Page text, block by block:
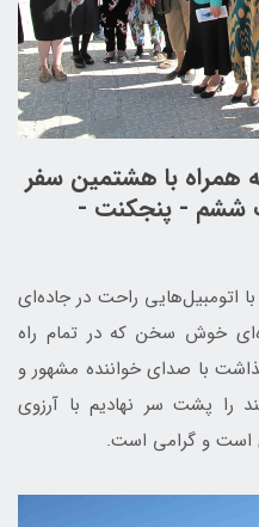
همراه با هشتمین سفر
ششم - پنجکنت -
اتومبیل‌هایی راحت در جاده‌ای
خوش سخن که در تمام راه
با صدای خواننده مشهور و
را پشت سر نهادیم با آرزوی
است و گرامی است.